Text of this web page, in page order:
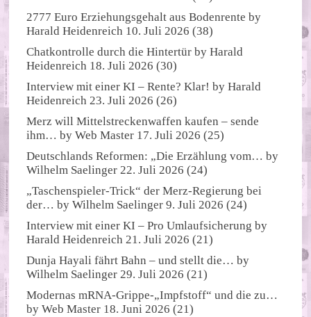
2777 Euro Erziehungsgehalt aus Bodenrente by
Harald Heidenreich 10. Juli 2026 (38)
Chatkontrolle durch die Hintertür byHarald
Heidenreich 18. Juli 2026 (30)
Interview mit einer KI – Rente? Klar! byHarald
Heidenreich 23. Juli 2026 (26)
Merz will Mittelstreckenwaffen kaufen – sende
ihm… byWeb Master 17. Juli 2026 (25)
Deutschlands Reformen: „Die Erzählung vom… by
Wilhelm Saelinger 22. Juli 2026 (24)
„Taschenspieler-Trick“ der Merz-Regierung bei
der… byWilhelm Saelinger 9. Juli 2026 (24)
Interview mit einer KI – Pro Umlaufsicherung by
Harald Heidenreich 21. Juli 2026 (21)
Dunja Hayali fährt Bahn – und stellt die… by
Wilhelm Saelinger 29. Juli 2026 (21)
Modernas mRNA-Grippe-„Impfstoff“ und die zu…
byWeb Master 18. Juni 2026 (21)